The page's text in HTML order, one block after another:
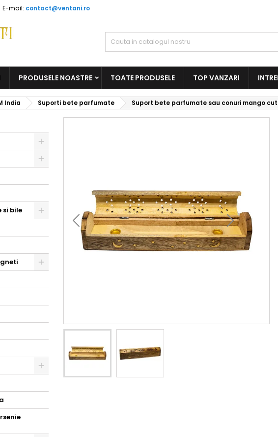
E-mail: contact@ventani.ro
PRODUSELE NOASTRE TOATE PRODUSELE TOP VANZARI
India Suporti bete parfumate Suport bete parfumate sau conuri mango
si bile
Toggle
Toggle